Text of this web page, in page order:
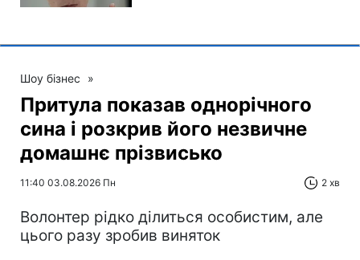
Шоу бізнес »
Притула показав однорічного
сина і розкрив його незвичне
домашнє прізвисько
11:40 03.08.2026 Пн 2 хв
Волонтер рідко ділиться особистим, але
цього разу зробив виняток